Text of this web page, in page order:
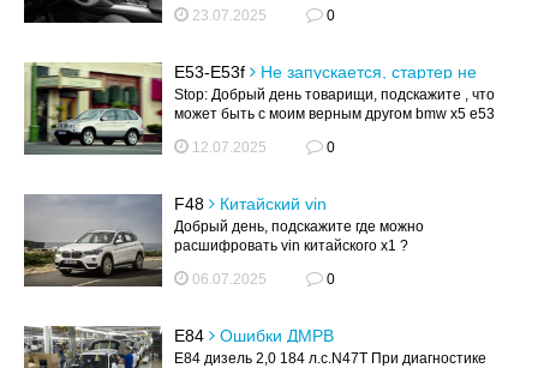
23.07.2025
0
E53-E53f
Не запускается, стартер не
крутит
Stop: Добрый день товарищи, подскажите , что
может быть с моим верным другом bmw x5 e53
12.07.2025
0
F48 Китайский vin
Добрый день, подскажите где можно
расшифровать vin китайского х1 ?
06.07.2025
0
E84 Ошибки ДМРВ
Е84 дизель 2,0 184 л.с.N47T При диагностике